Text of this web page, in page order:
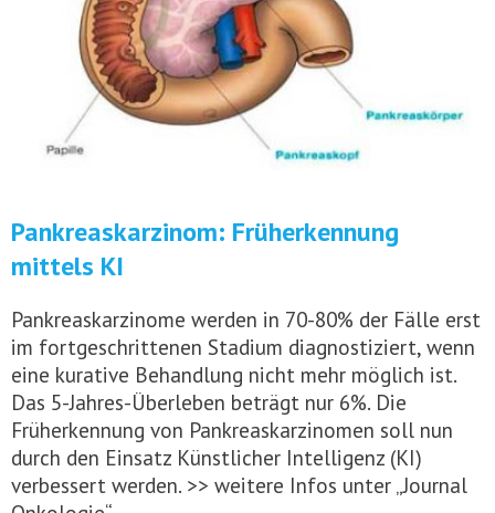
Pankreaskarzinom: Früherkennung
mittels KI
Pankreaskarzinome werden in 70-80% der Fälle erst
im fortgeschrittenen Stadium diagnostiziert, wenn
eine kurative Behandlung nicht mehr möglich ist.
Das 5-Jahres-Überleben beträgt nur 6%. Die
Früherkennung von Pankreaskarzinomen soll nun
durch den Einsatz Künstlicher Intelligenz (KI)
verbessert werden. >> weitere Infos unter „Journal